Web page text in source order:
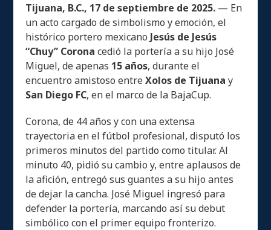
Tijuana, B.C., 17 de septiembre de 2025. — En
un acto cargado de simbolismo y emoción, el
histórico portero mexicano Jesús de Jesús
“Chuy” Corona cedió la portería a su hijo José
Miguel, de apenas 15 años, durante el
encuentro amistoso entreXolos de Tijuana y
San Diego FC, en el marco de la BajaCup.
Corona, de 44 años y con una extensa
trayectoria en el fútbol profesional, disputó los
primeros minutos del partido como titular. Al
minuto 40, pidió su cambio y, entre aplausos de
la afición, entregó sus guantes a su hijo antes
de dejar la cancha. José Miguel ingresó para
defender la portería, marcando así su debut
simbólico con el primer equipo fronterizo.